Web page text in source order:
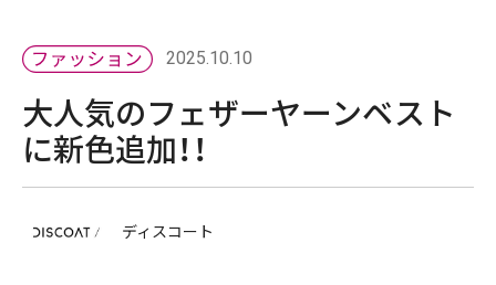
2025.10.10
大人気のフェザーヤーンベスト
に新色追加！！
ディスコート